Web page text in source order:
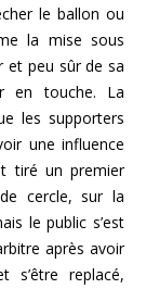
le ballon ou
la mise sous
et peu sûr de sa
en touche. La
les supporters
une influence
tiré un premier
cercle, sur la
le public s’est
après avoir
s’être replacé,